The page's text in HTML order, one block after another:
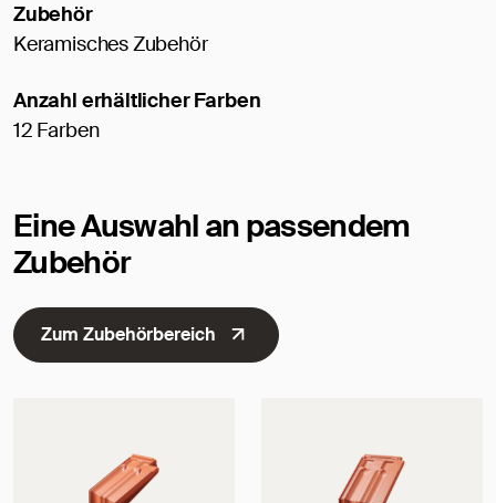
Zubehör
Keramisches Zubehör
Anzahl erhältlicher Farben
12 Farben
Eine Auswahl an passendem
Zubehör
Zum Zubehörbereich